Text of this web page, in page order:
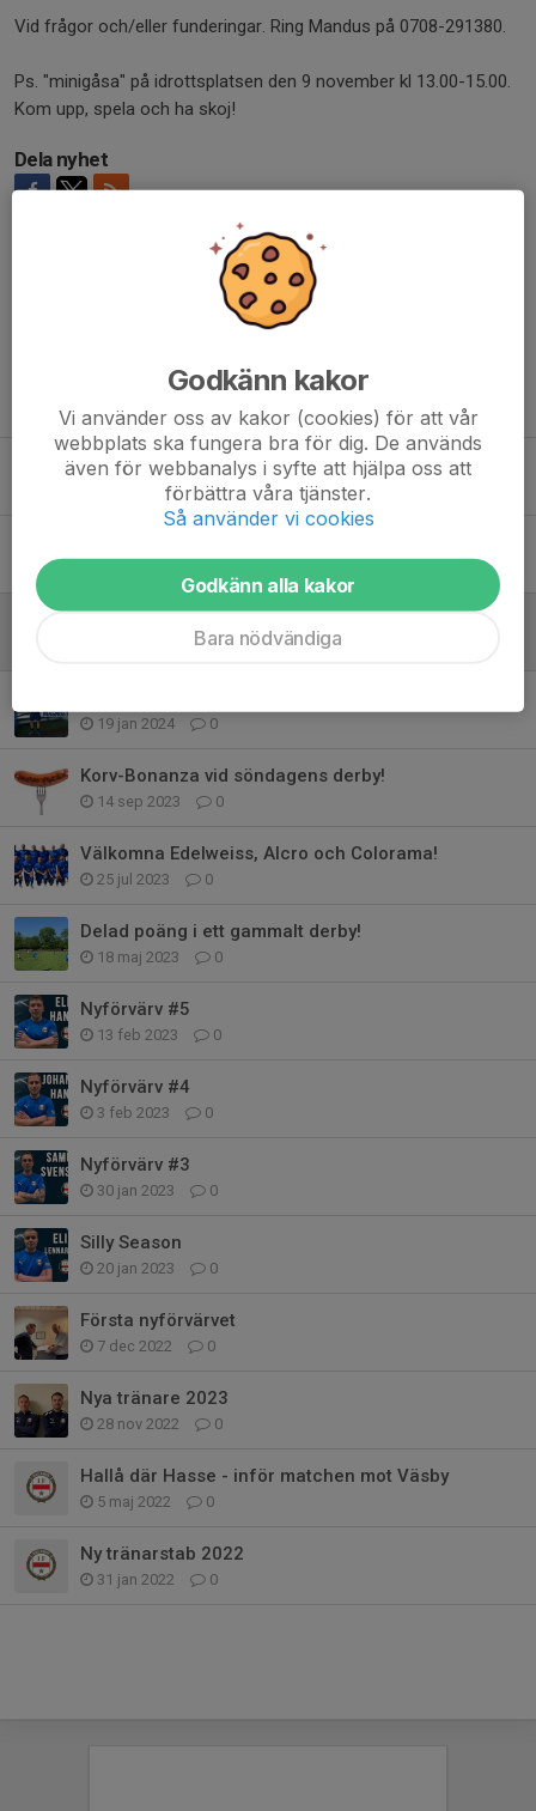
Vid frågor och/eller funderingar. Ring Mandus på 0708-291380.
Ps. "minigåsa" på idrottsplatsen den 9 november kl 13.00-15.00.
Kom upp, spela och ha skoj!
Dela nyhet
Tidigare nyheter
Träna med dii Blue Dynamites!
17 nov 2025 0
0
19 jan 2024 0
Korv-Bonanza vid söndagens derby!
14 sep 2023 0
Välkomna Edelweiss, Alcro och Colorama!
25 jul 2023 0
Delad poäng i ett gammalt derby!
18 maj 2023 0
Nyförvärv #5
13 feb 2023 0
Nyförvärv #4
3 feb 2023 0
Nyförvärv #3
30 jan 2023 0
Silly Season
20 jan 2023 0
Första nyförvärvet
7 dec 2022 0
Nya tränare 2023
28 nov 2022 0
Hallå där Hasse - inför matchen mot Väsby
5 maj 2022 0
Ny tränarstab 2022
31 jan 2022 0
Godkänn kakor
Vi använder oss av kakor (cookies) för att vår
webbplats ska fungera bra för dig. De används
även för webbanalys i syfte att hjälpa oss att
förbättra våra tjänster.
Så använder vi cookies
Godkänn alla kakor
Bara nödvändiga